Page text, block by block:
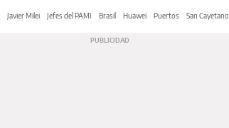
Javier Milei Jefes del PAMI Brasil Huawei Puertos San Cayetano